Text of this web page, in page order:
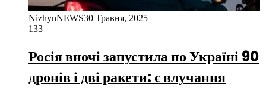
NizhynNEWS30 Травня, 2025
133
Росія вночі запустила по Україні 90
дронів і дві ракети: є влучання